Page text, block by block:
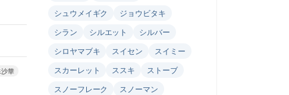
華
シュウメイギク
ジョウビタキ
シラン
シルエット
シルバー
シロヤマブキ
スイセン
スイミー
スカーレット
ススキ
ストーブ
スノーフレーク
スノーマン